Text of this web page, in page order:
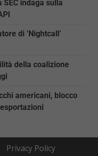
indaga sulla
di ‘Nightcall’
della coalizione
americani, blocco
Privacy Policy